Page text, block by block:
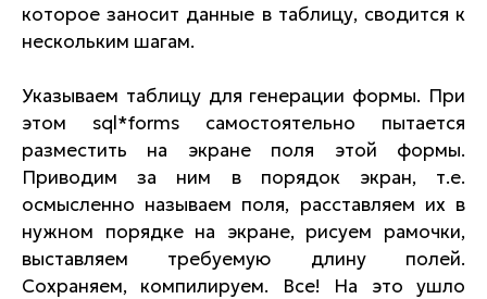
которое заносит данные в таблицу, сводится к
нескольким шагам.
Указываем таблицу для генерации формы. При
этом sql*forms самостоятельно пытается
разместить на экране поля этой формы.
Приводим за ним в порядок экран, т.е.
осмысленно называем поля, расставляем их в
нужном порядке на экране, рисуем рамочки,
выставляем требуемую длину полей.
Сохраняем, компилируем. Все! На это ушло